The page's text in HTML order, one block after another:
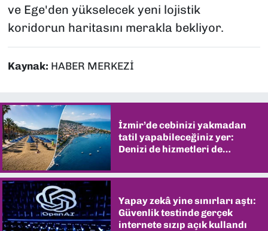
ve Ege'den yükselecek yeni lojistik
koridorun haritasını merakla bekliyor.
Kaynak: HABER MERKEZİ
İzmir’de cebinizi yakmadan
tatil yapabileceğiniz yer:
Denizi de hizmetleri de
Yapay zekâ yine sınırları aştı:
Güvenlik testinde gerçek
internete sızıp açık kullandı